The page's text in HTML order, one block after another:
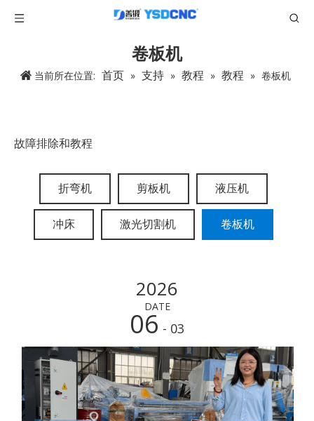
卷板机
当前所在位置: 首页 » 支持 » 教程 » 教程 » 卷板机
故障排除和教程
折弯机 剪板机 液压机
冲床 激光切割机 卷板机
2026
DATE
06 - 03